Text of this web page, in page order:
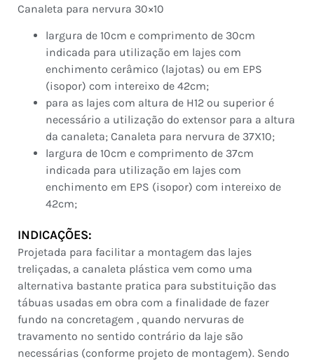
Canaleta para nervura 30×10
largura de 10cm e comprimento de 30cm
indicada para utilização em lajes com
enchimento cerâmico (lajotas) ou em EPS
(isopor) com intereixo de 42cm;
para as lajes com altura de H12 ou superior é
necessário a utilização do extensor para a altura
da canaleta; Canaleta para nervura de 37X10;
largura de 10cm e comprimento de 37cm
indicada para utilização em lajes com
enchimento em EPS (isopor) com intereixo de
42cm;
INDICAÇÕES:
Projetada para facilitar a montagem das lajes
treliçadas, a canaleta plástica vem como uma
alternativa bastante pratica para substituição das
tábuas usadas em obra com a finalidade de fazer
fundo na concretagem , quando nervuras de
travamento no sentido contrário da laje são
necessárias (conforme projeto de montagem). Sendo